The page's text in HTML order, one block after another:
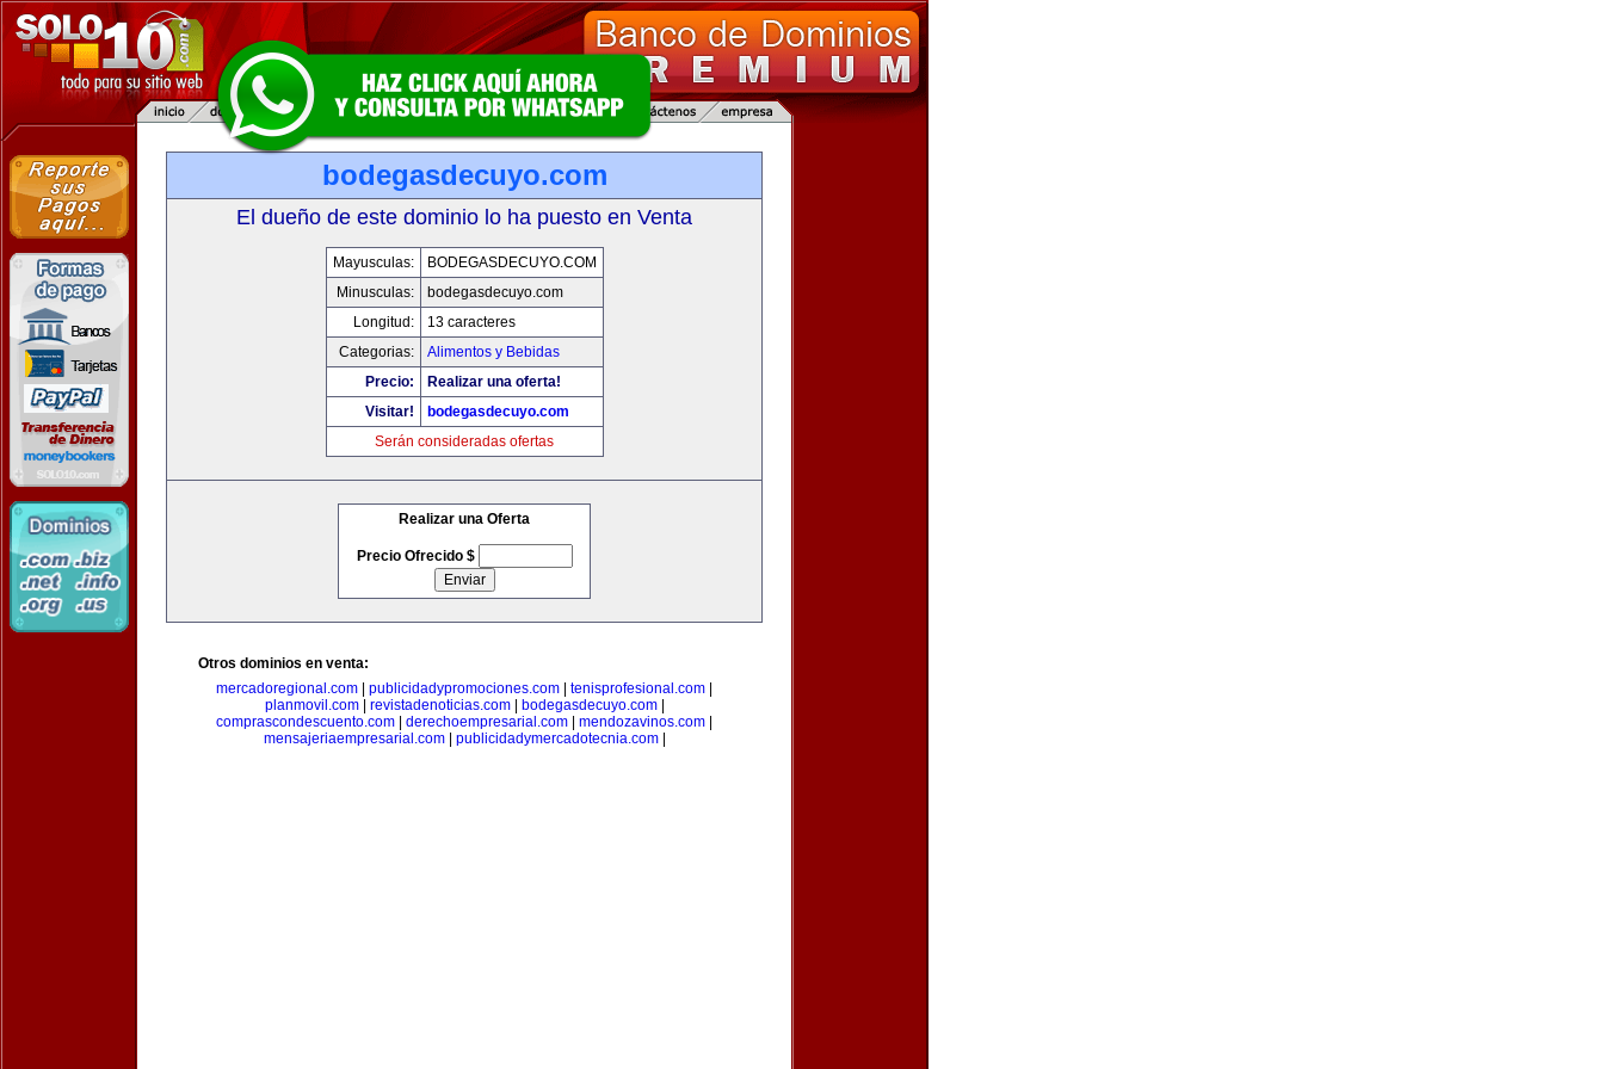
bodegasdecuyo.com
El dueño de este dominio lo ha puesto en Venta
Mayusculas:
BODEGASDECUYO.COM
Minusculas:
bodegasdecuyo.com
Longitud:
13 caracteres
Categorias:
Alimentos y Bebidas
Precio:
Realizar una oferta!
Visitar!
bodegasdecuyo.com
Serán consideradas ofertas
Realizar una Oferta
Precio Ofrecido $
Otros dominios en venta:
mercadoregional.com
publicidadypromociones.com tenisprofesional.com
planmovil.com| revistadenoticias.com| bodegasdecuyo.com|
comprascondescuento.com
derechoempresarial.com mendozavinos.com
mensajeriaempresarial.com| publicidadymercadotecnia.com|